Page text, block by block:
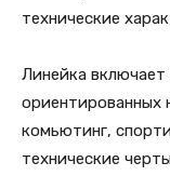
технические
Линейка
ориентированных
комьютинг,
технические